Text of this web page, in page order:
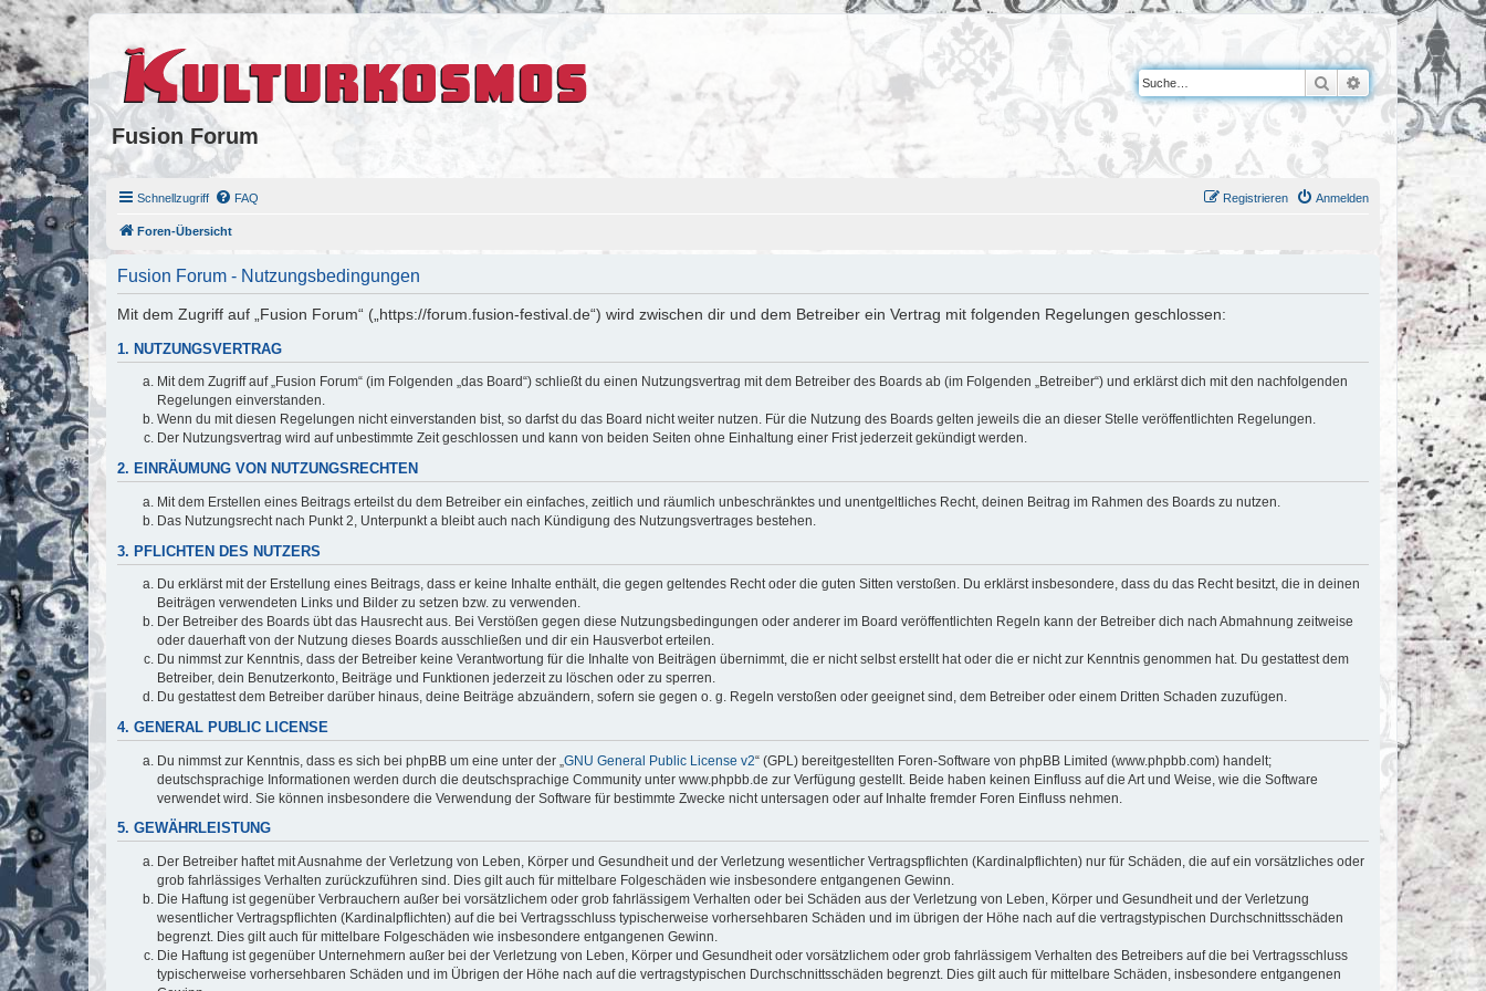
Fusion Forum
Suche Erweiterte Suche
Schnellzugriff FAQ Anmelden
Registrieren
Foren-Übersicht
Fusion Forum - Nutzungsbedingungen
Mit dem Zugriff auf „Fusion Forum“ („https://forum.fusion-festival.de“) wird zwischen dir und dem Betreiber ein Vertrag mit folgenden Regelungen geschlossen:
1. NUTZUNGSVERTRAG
Mit dem Zugriff auf „Fusion Forum“ (im Folgenden „das Board“) schließt du einen Nutzungsvertrag mit dem Betreiber des Boards ab (im Folgenden „Betreiber“) und erklärst dich mit den nachfolgenden
Regelungen einverstanden.
Wenn du mit diesen Regelungen nicht einverstanden bist, so darfst du das Board nicht weiter nutzen. Für die Nutzung des Boards gelten jeweils die an dieser Stelle veröffentlichten Regelungen.
Der Nutzungsvertrag wird auf unbestimmte Zeit geschlossen und kann von beiden Seiten ohne Einhaltung einer Frist jederzeit gekündigt werden.
2. EINRÄUMUNG VON NUTZUNGSRECHTEN
Mit dem Erstellen eines Beitrags erteilst du dem Betreiber ein einfaches, zeitlich und räumlich unbeschränktes und unentgeltliches Recht, deinen Beitrag im Rahmen des Boards zu nutzen.
Das Nutzungsrecht nach Punkt 2, Unterpunkt a bleibt auch nach Kündigung des Nutzungsvertrages bestehen.
3. PFLICHTEN DES NUTZERS
Du erklärst mit der Erstellung eines Beitrags, dass er keine Inhalte enthält, die gegen geltendes Recht oder die guten Sitten verstoßen. Du erklärst insbesondere, dass du das Recht besitzt, die in deinen
Beiträgen verwendeten Links und Bilder zu setzen bzw. zu verwenden.
Der Betreiber des Boards übt das Hausrecht aus. Bei Verstößen gegen diese Nutzungsbedingungen oder anderer im Board veröffentlichten Regeln kann der Betreiber dich nach Abmahnung zeitweise
oder dauerhaft von der Nutzung dieses Boards ausschließen und dir ein Hausverbot erteilen.
Du nimmst zur Kenntnis, dass der Betreiber keine Verantwortung für die Inhalte von Beiträgen übernimmt, die er nicht selbst erstellt hat oder die er nicht zur Kenntnis genommen hat. Du gestattest dem
Betreiber, dein Benutzerkonto, Beiträge und Funktionen jederzeit zu löschen oder zu sperren.
Du gestattest dem Betreiber darüber hinaus, deine Beiträge abzuändern, sofern sie gegen o. g. Regeln verstoßen oder geeignet sind, dem Betreiber oder einem Dritten Schaden zuzufügen.
4. GENERAL PUBLIC LICENSE
Du nimmst zur Kenntnis, dass es sich bei phpBB um eine unter der „ GNU General Public License v2“ (GPL) bereitgestellten Foren-Software von phpBB Limited (www.phpbb.com) handelt;
deutschsprachige Informationen werden durch die deutschsprachige Community unter www.phpbb.de zur Verfügung gestellt. Beide haben keinen Einfluss auf die Art und Weise, wie die Software
verwendet wird. Sie können insbesondere die Verwendung der Software für bestimmte Zwecke nicht untersagen oder auf Inhalte fremder Foren Einfluss nehmen.
5. GEWÄHRLEISTUNG
Der Betreiber haftet mit Ausnahme der Verletzung von Leben, Körper und Gesundheit und der Verletzung wesentlicher Vertragspflichten (Kardinalpflichten) nur für Schäden, die auf ein vorsätzliches oder
grob fahrlässiges Verhalten zurückzuführen sind. Dies gilt auch für mittelbare Folgeschäden wie insbesondere entgangenen Gewinn.
Die Haftung ist gegenüber Verbrauchern außer bei vorsätzlichem oder grob fahrlässigem Verhalten oder bei Schäden aus der Verletzung von Leben, Körper und Gesundheit und der Verletzung
wesentlicher Vertragspflichten (Kardinalpflichten) auf die bei Vertragsschluss typischerweise vorhersehbaren Schäden und im übrigen der Höhe nach auf die vertragstypischen Durchschnittsschäden
begrenzt. Dies gilt auch für mittelbare Folgeschäden wie insbesondere entgangenen Gewinn.
Die Haftung ist gegenüber Unternehmern außer bei der Verletzung von Leben, Körper und Gesundheit oder vorsätzlichem oder grob fahrlässigem Verhalten des Betreibers auf die bei Vertragsschluss
typischerweise vorhersehbaren Schäden und im Übrigen der Höhe nach auf die vertragstypischen Durchschnittsschäden begrenzt. Dies gilt auch für mittelbare Schäden, insbesondere entgangenen